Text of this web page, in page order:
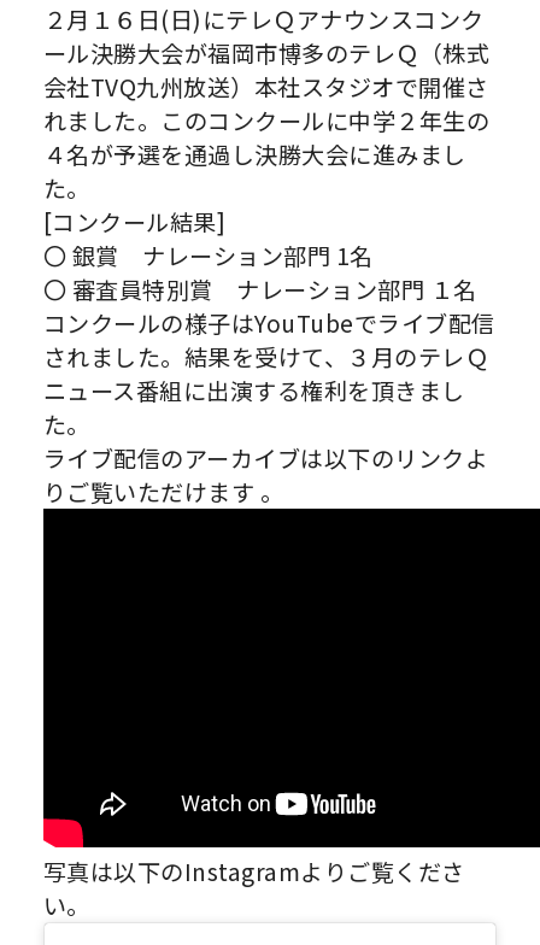
２月１６日(日)にテレＱアナウンスコンク
ール決勝大会が福岡市博多のテレＱ（株式
会社TVQ九州放送）本社スタジオで開催さ
れました。このコンクールに中学２年生の
４名が予選を通過し決勝大会に進みまし
た。
[コンクール結果]
〇 銀賞 ナレーション部門 1名
〇 審査員特別賞 ナレーション部門 １名
コンクールの様子はYouTubeでライブ配信
されました。結果を受けて、３月のテレＱ
ニュース番組に出演する権利を頂きまし
た。
ライブ配信のアーカイブは以下のリンクよ
りご覧いただけます 。
写真は以下のInstagramよりご覧くださ
い。